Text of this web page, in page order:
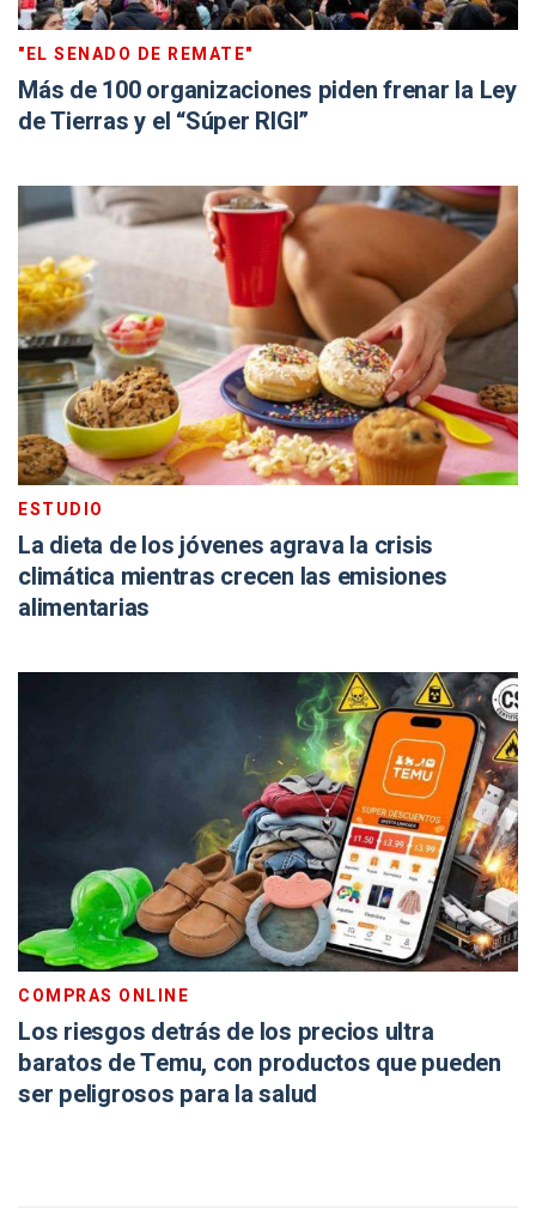
"EL SENADO DE REMATE"
Más de 100 organizaciones piden frenar la Ley
de Tierras y el “Súper RIGI”
ESTUDIO
La dieta de los jóvenes agrava la crisis
climática mientras crecen las emisiones
alimentarias
COMPRAS ONLINE
Los riesgos detrás de los precios ultra
baratos de Temu, con productos que pueden
ser peligrosos para la salud